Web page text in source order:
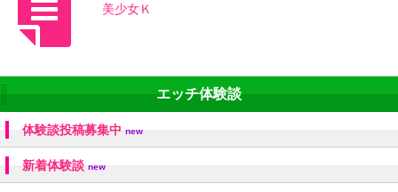
美少女Ｋ
エッチ体験談
体験談投稿募集中 new
新着体験談 new